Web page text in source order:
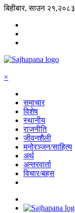
बिहीबार, साउन २१,२०८३
×
समाचार
विशेष
स्थानीय
राजनीति
जीवनशैली
मनोरञ्जन/साहित्य
अर्थ
अन्तरवार्ता
विचार/बहस